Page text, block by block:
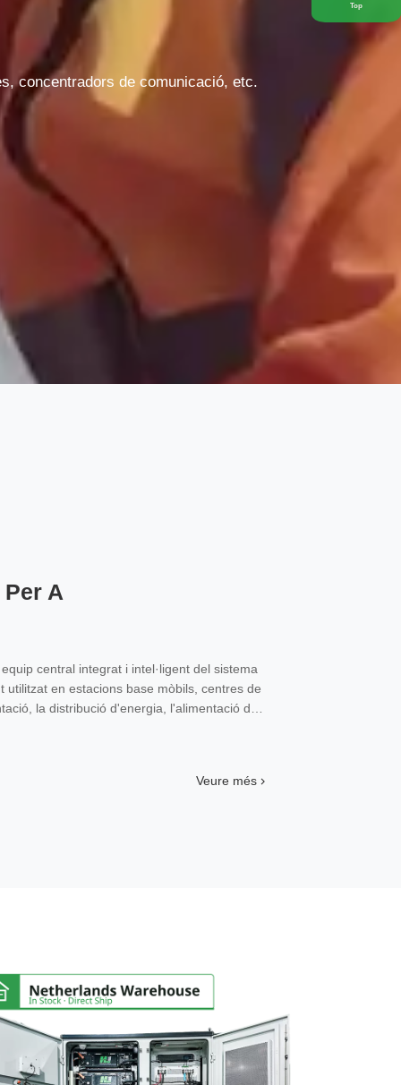
concentradors de comunicació, etc.
A
central integrat i intel·ligent del sistema
en estacions base mòbils, centres de
la distribució d'energia, l'alimentació de
Veure més
Armari d'emmagatzematge d'energia
exterior de 261 kWh
Top